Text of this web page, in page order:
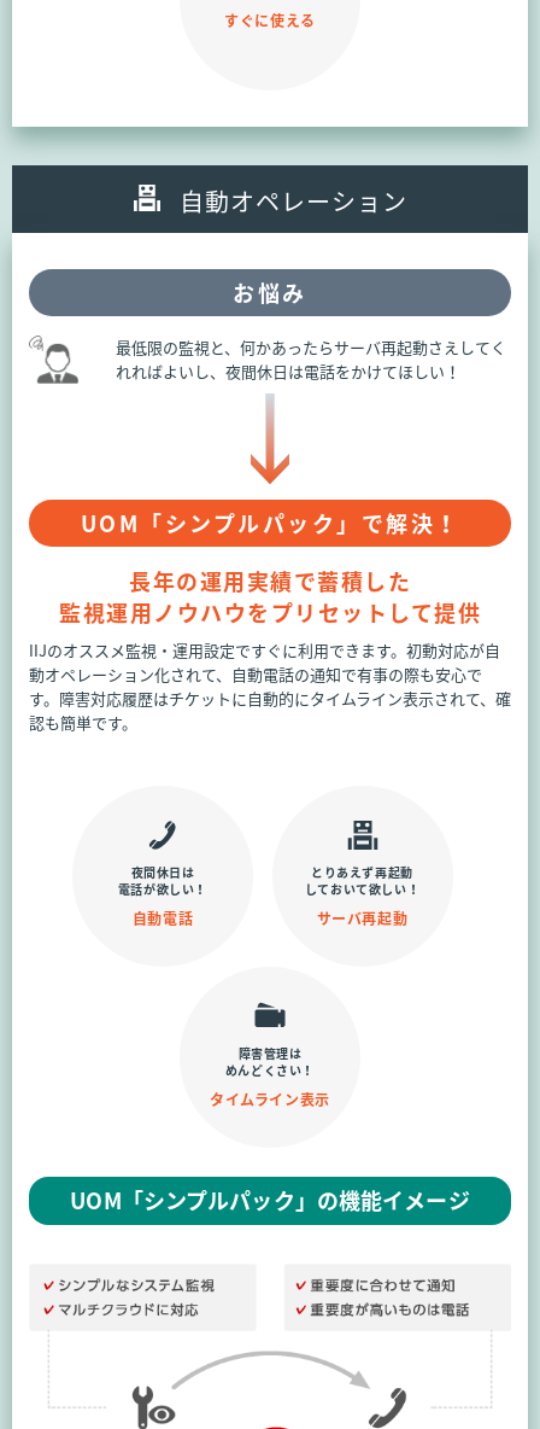
すぐに使える
自動オペレーション
お悩み
最低限の監視と、何かあったらサーバ再起動さえしてく
れればよいし、夜間休日は電話をかけてほしい！
UOM「シンプルパック」で解決！
長年の運用実績で蓄積した
監視運用ノウハウをプリセットして提供
IIJのオススメ監視・運用設定ですぐに利用できます。初動対応が自
動オペレーション化されて、自動電話の通知で有事の際も安心で
す。障害対応履歴はチケットに自動的にタイムライン表示されて、確
認も簡単です。
夜間休日は
電話が欲しい！
自動電話
とりあえず再起動
しておいて欲しい！
サーバ再起動
障害管理は
めんどくさい！
タイムライン表示
UOM「シンプルパック」の機能イメージ